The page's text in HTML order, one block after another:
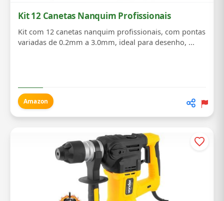
Kit 12 Canetas Nanquim Profissionais
Kit com 12 canetas nanquim profissionais, com pontas
variadas de 0.2mm a 3.0mm, ideal para desenho, ...
Amazon